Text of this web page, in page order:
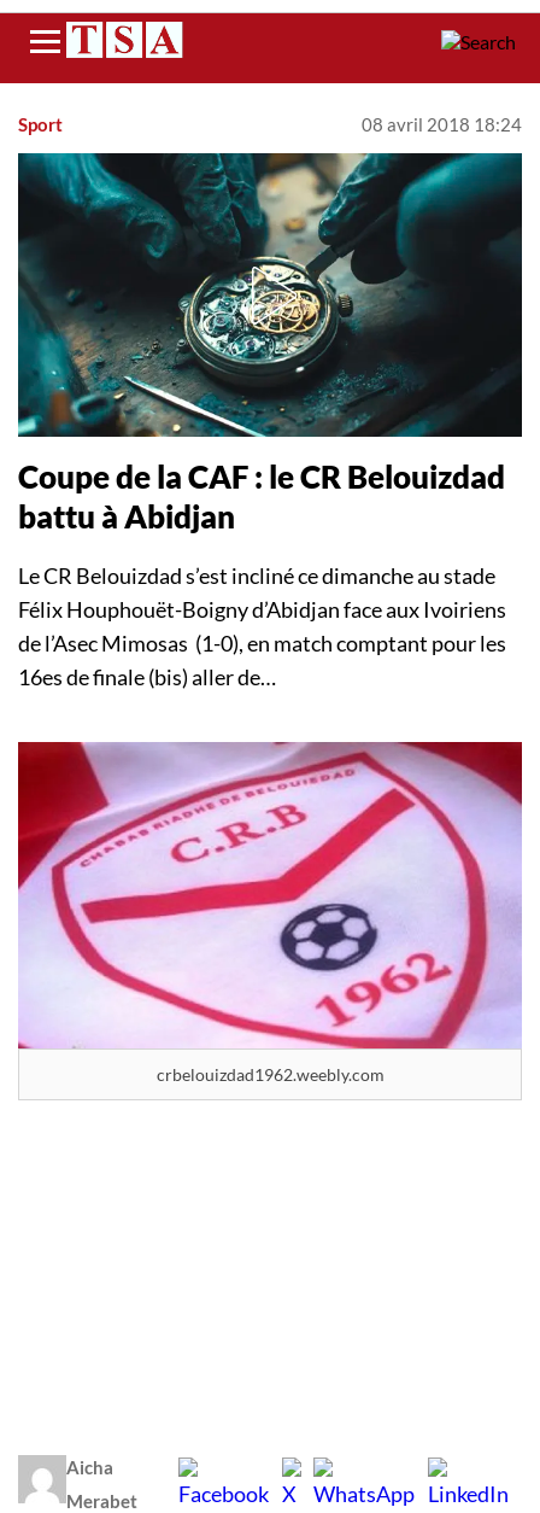
Menu
Sport 08 avril 2018 18:24
Coupe de la CAF : le CR Belouizdad
battu à Abidjan
Le CR Belouizdad s’est incliné ce dimanche au stade
Félix Houphouët-Boigny d’Abidjan face aux Ivoiriens
de l’Asec Mimosas (1-0), en match comptant pour les
16es de finale (bis) aller de…
crbelouizdad1962.weebly.com
Aicha
Merabet